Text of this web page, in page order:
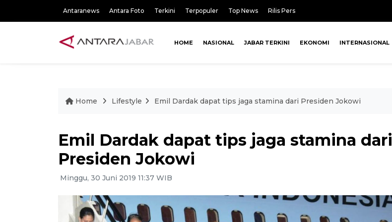
Antaranews Antara Foto Terkini Terpopuler Top News Rilis Pers
HOME NASIONAL JABAR TERKINI EKONOMI INTERNASIONAL
Home Lifestyle Emil Dardak dapat tips jaga stamina dari Presiden Jokowi
Emil Dardak dapat tips jaga stamina dari
Presiden Jokowi
Minggu, 30 Juni 2019 11:37 WIB